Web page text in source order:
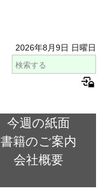
2026年8月9日 日曜日
今週の紙面
書籍のご案内
会社概要